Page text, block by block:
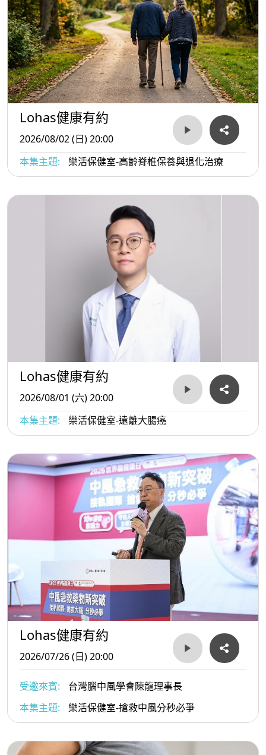
Lohas健康有約
2026/08/02 (日) 20:00
本集主題:
樂活保健室-高齡脊椎保養與退化治療
Lohas健康有約
2026/08/01 (六) 20:00
本集主題:
樂活保健室-遠離大腸癌
Lohas健康有約
2026/07/26 (日) 20:00
受邀來賓:
台灣腦中風學會陳龍理事長
本集主題:
樂活保健室-搶救中風分秒必爭